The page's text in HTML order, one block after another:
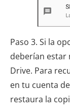
Paso 3. Si la
deberían estar
Drive. Para
en tu cuenta
restaura la